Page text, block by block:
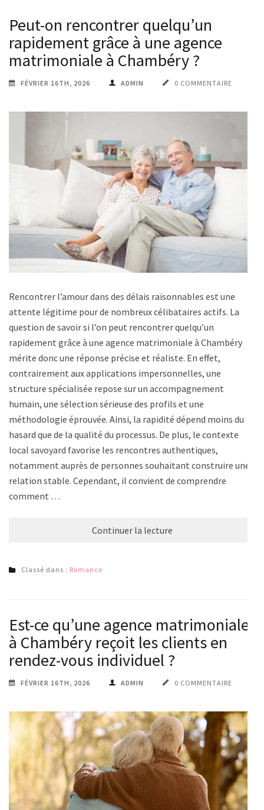
Peut-on rencontrer quelqu’un
rapidement grâce à une agence
matrimoniale à Chambéry ?
FÉVRIER 16TH, 2026 ADMIN 0 COMMENTAIRE
Rencontrer l’amour dans des délais raisonnables est une
attente légitime pour de nombreux célibataires actifs. La
question de savoir si l’on peut rencontrer quelqu’un
rapidement grâce à une agence matrimoniale à Chambéry
mérite donc une réponse précise et réaliste. En effet,
contrairement aux applications impersonnelles, une
structure spécialisée repose sur un accompagnement
humain, une sélection sérieuse des profils et une
méthodologie éprouvée. Ainsi, la rapidité dépend moins du
hasard que de la qualité du processus. De plus, le contexte
local savoyard favorise les rencontres authentiques,
notamment auprès de personnes souhaitant construire une
relation stable. Cependant, il convient de comprendre
comment …
Continuer la lecture
Classé dans : Romance
Est-ce qu’une agence matrimoniale
à Chambéry reçoit les clients en
rendez-vous individuel ?
FÉVRIER 16TH, 2026 ADMIN 0 COMMENTAIRE